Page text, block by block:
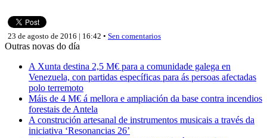
23 de agosto de 2016 | 16:42 • Sen comentarios
Outras novas do día
A Xunta destina 2,5 M€ para a comunidade galega en
Venezuela, con partidas específicas para ás persoas afectadas
polo terremoto
Máis de 4 M€ á mellora e ampliación da base contra incendios
forestais de Antela
A construción artesanal de instrumentos musicais a través da
iniciativa ‘Resonancias 26’